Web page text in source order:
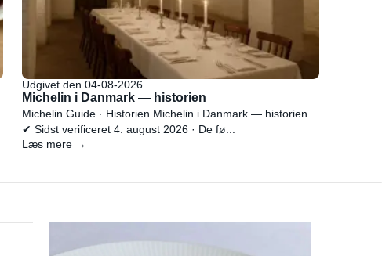
Udgivet den 04-08-2026
Michelin i Danmark — historien
Michelin Guide · Historien Michelin i Danmark — historien
✔ Sidst verificeret 4. august 2026 · De fø...
Læs mere →